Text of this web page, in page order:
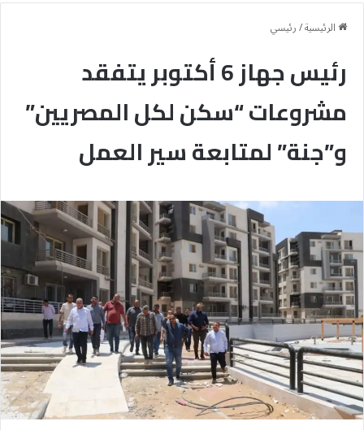
الرئيسية/رئيسي
رئيس جهاز 6 أكتوبر يتفقد
مشروعات “سكن لكل المصريين”
و”جنة” لمتابعة سير العمل